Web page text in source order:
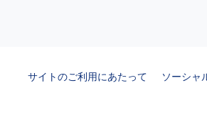
サイトのご利用にあたって ソーシャ